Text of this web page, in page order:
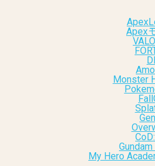
Apex
Monster
My Hero